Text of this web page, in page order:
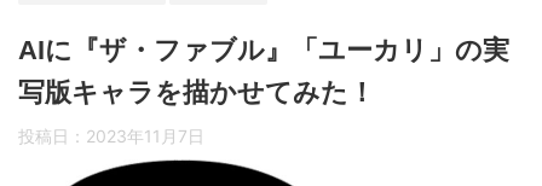
AIに『ザ・ファブル』「ユーカリ」の実
写版キャラを描かせてみた！
投稿日： 2023年11月7日